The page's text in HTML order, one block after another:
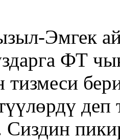
Эмгек
ФТ
тизмеси
деп
Сиздин